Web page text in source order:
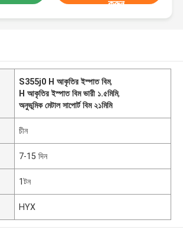
করুন
S355j0 H আকৃতির ইস্পাত বিম,
H আকৃতির ইস্পাত বিম ভারী ১.৫মিমি,
অনুভূমিক মেটাল সাপোর্ট বিম ২১মিমি
চীন
7-15 দিন
1টন
HYX